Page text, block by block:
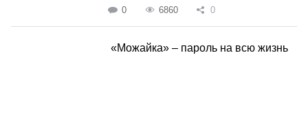
0 6860 0
«Можайка» – пароль на всю жизнь